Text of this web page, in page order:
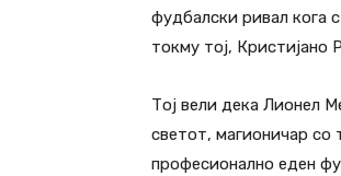
фудбалски ривал кога
токму тој, Кристијано
Тој вели дека Лионел
светот, магионичар со
професионално еден